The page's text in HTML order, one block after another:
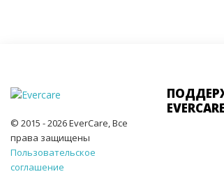
© 2015 - 2026 EverCare, Все
права защищены
Пользовательское
соглашение
EVERCARE